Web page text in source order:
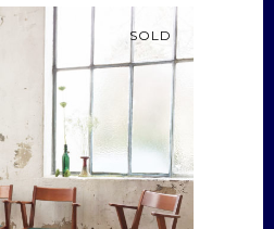
SOLD